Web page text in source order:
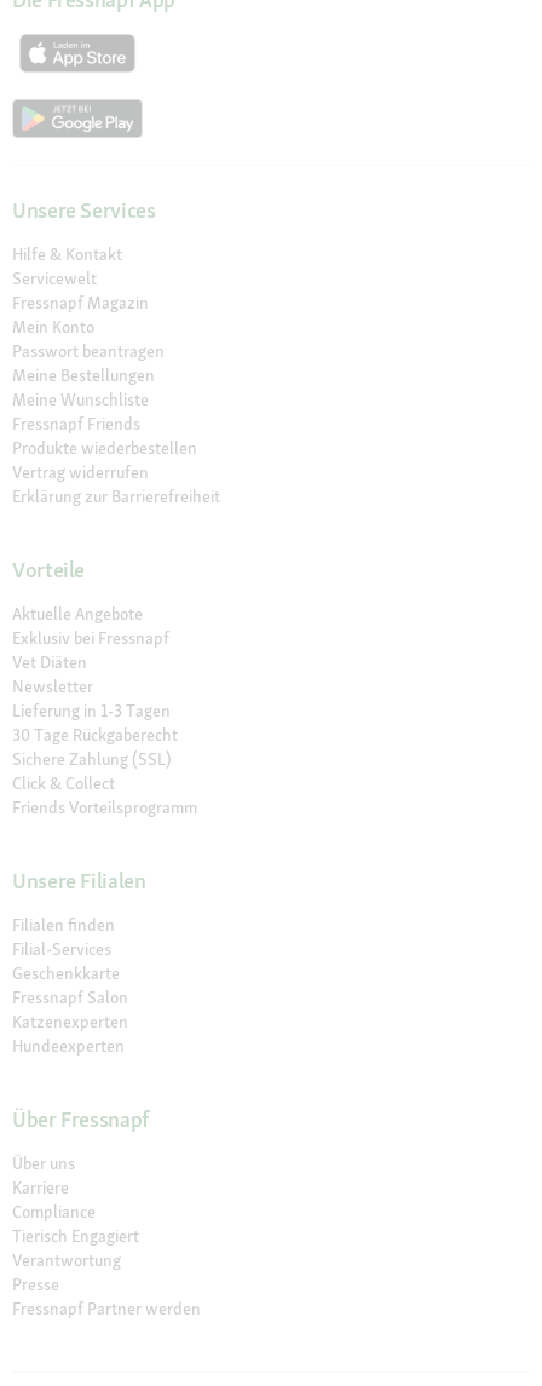
Unsere Services
Hilfe & Kontakt
Servicewelt
Fressnapf Magazin
Mein Konto
Passwort beantragen
Meine Bestellungen
Meine Wunschliste
Fressnapf Friends
Produkte wiederbestellen
Vertrag widerrufen
Erklärung zur Barrierefreiheit
Vorteile
Aktuelle Angebote
Exklusiv bei Fressnapf
Vet Diäten
Newsletter
Lieferung in 1-3 Tagen
30 Tage Rückgaberecht
Sichere Zahlung (SSL)
Click & Collect
Friends Vorteilsprogramm
Unsere Filialen
Filialen finden
Filial-Services
Geschenkkarte
Fressnapf Salon
Katzenexperten
Hundeexperten
Über Fressnapf
Über uns
Karriere
Compliance
Tierisch Engagiert
Verantwortung
Presse
Fressnapf Partner werden